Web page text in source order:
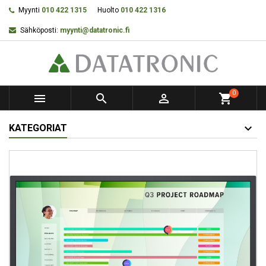
Myynti 010 422 1315 Huolto 010 422 1316
Sähköposti: myynti@datatronic.fi
   shopping_cart0
KATEGORIAT